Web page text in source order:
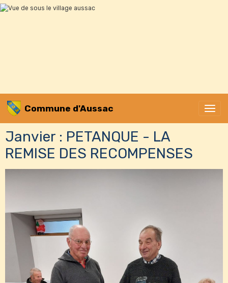
Commune d'Aussac
Janvier : PETANQUE - LA
REMISE DES RECOMPENSES